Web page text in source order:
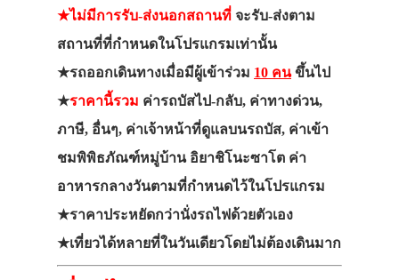
★ไม่มีการรับ-ส่งนอกสถานที่ จะรับ-ส่งตาม
สถานที่ที่กำหนดในโปรแกรมเท่านั้น
★รถออกเดินทางเมื่อมีผู้เข้าร่วม 10 คนขึ้นไป
★ราคานี้รวม ค่ารถบัสไป-กลับ, ค่าทางด่วน,
ภาษี, อื่นๆ, ค่าเจ้าหน้าที่ดูแลบนรถบัส, ค่าเข้า
ชมพิพิธภัณฑ์หมู่บ้าน อิยาชิโนะซาโต ค่า
อาหารกลางวันตามที่กำหนดไว้ในโปรแกรม
★ราคาประหยัดกว่านั่งรถไฟด้วยตัวเอง
★เที่ยวได้หลายที่ในวันเดียวโดยไม่ต้องเดินมาก